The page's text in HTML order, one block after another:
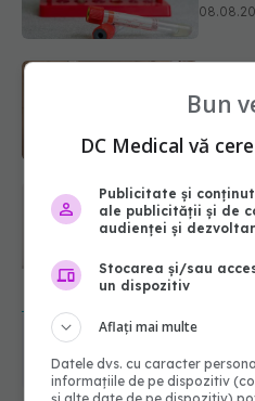
peste
5 mituri
să nu
URMĂREȘTE-NE ȘI
URMĂRITORI
Bun
DC Medical vă
Publicitate și
ale publicității și de
audienței și
Stocarea și/sau
un dispozitiv
Aflați mai multe
Datele dvs. cu caracter
informațiile de pe dispozitiv